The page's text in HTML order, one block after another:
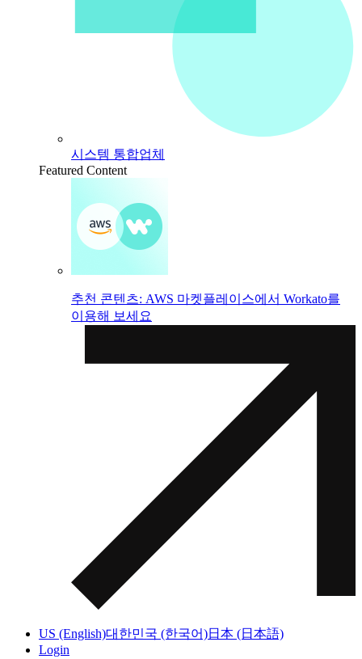
시스템 통합업체
Featured Content
추천 콘텐츠: AWS 마켓플레이스에서 Workato를
이용해 보세요
US (English)대한민국 (한국어)日本 (日本語)
Login